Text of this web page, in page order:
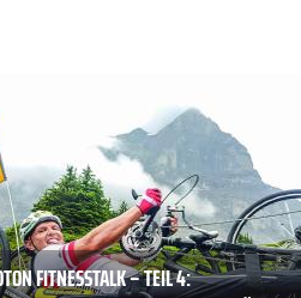
FITNESSTALK – TEIL 4: